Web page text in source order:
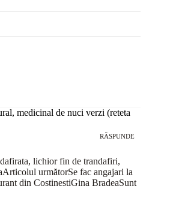
medicinal de nuci verzi (reteta
RĂSPUNDE
lichior fin de trandafiri,
următorSe fac angajari la
din CostinestiGina BradeaSunt